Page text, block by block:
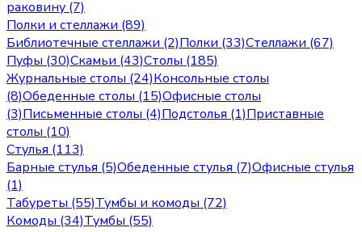
раковину (7)
Полки и стеллажи (89)
Библиотечные стеллажи (2)Полки (33)Стеллажи (67)
Пуфы (30)Скамьи (43)Столы (185)
Журнальные столы (24)Консольные столы
(8)Обеденные столы (15)Офисные столы
(3)Письменные столы (4)Подстолья (1)Приставные
столы (10)
Стулья (113)
Барные стулья (5)Обеденные стулья (7)Офисные стулья
(1)
Табуреты (55)Тумбы и комоды (72)
Комоды (34)Тумбы (55)